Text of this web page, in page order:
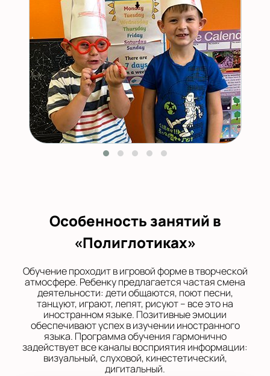
Особенность занятий в
«Полиглотиках»
Обучение проходит в игровой форме в творческой
атмосфере. Ребенку предлагается частая смена
деятельности: дети общаются, поют песни,
танцуют, играют, лепят, рисуют – все это на
иностранном языке. Позитивные эмоции
обеспечивают успех в изучении иностранного
языка. Программа обучения гармонично
задействует все каналы восприятия информации:
визуальный, слуховой, кинестетический,
дигитальный.